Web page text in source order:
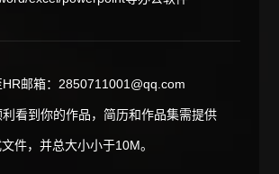
邮箱：2850711001@qq.com
看到你的作品，简历和作品集需提供
件，并总大小小于10M。